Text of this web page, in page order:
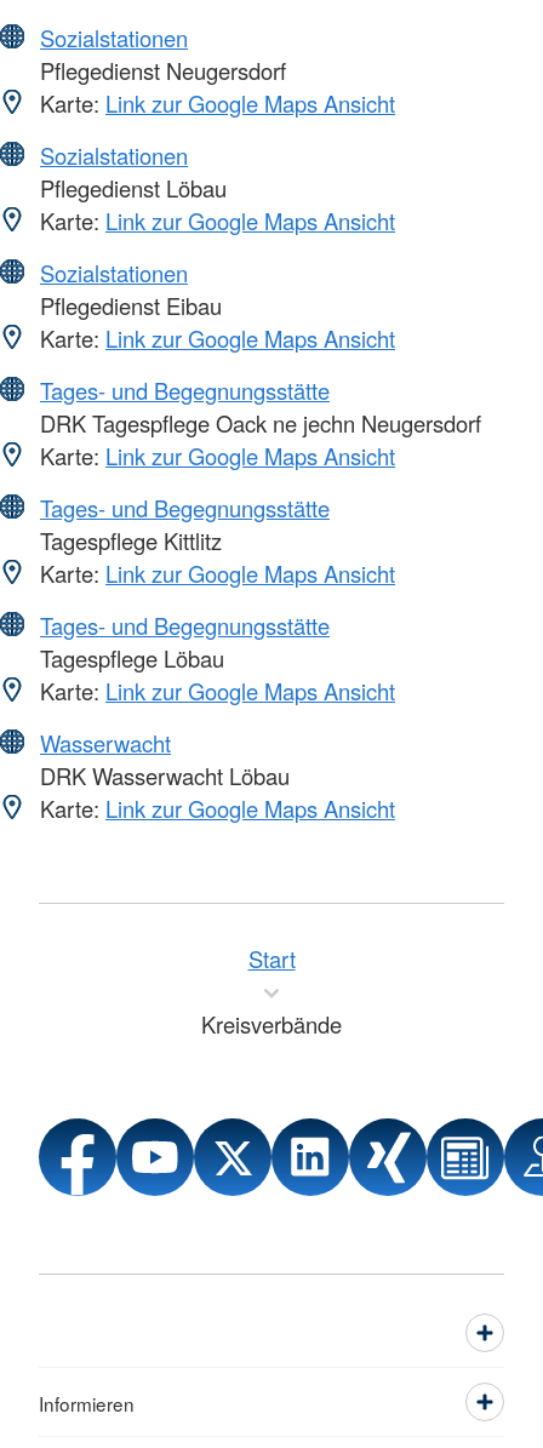
Sozialstationen
Pflegedienst Neugersdorf
Karte: Link zur Google Maps Ansicht
Sozialstationen
Pflegedienst Löbau
Karte: Link zur Google Maps Ansicht
Sozialstationen
Pflegedienst Eibau
Karte: Link zur Google Maps Ansicht
Tages- und Begegnungsstätte
DRK Tagespflege Oack ne jechn Neugersdorf
Karte: Link zur Google Maps Ansicht
Tages- und Begegnungsstätte
Tagespflege Kittlitz
Karte: Link zur Google Maps Ansicht
Tages- und Begegnungsstätte
Tagespflege Löbau
Karte: Link zur Google Maps Ansicht
Wasserwacht
DRK Wasserwacht Löbau
Karte: Link zur Google Maps Ansicht
Start
Kreisverbände
Informieren